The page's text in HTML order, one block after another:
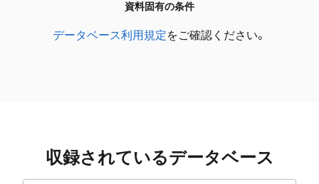
資料固有の条件
データベース利用規定をご確認ください。
収録されているデータベース